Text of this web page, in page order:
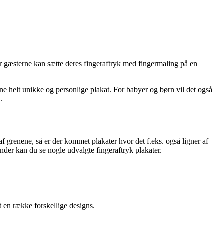
kan sætte deres fingeraftryk med fingermaling på en
helt unikke og personlige plakat. For babyer og børn vil det også
så er der kommet plakater hvor det f.eks. også ligner af
kan du se nogle udvalgte fingeraftryk plakater.
en række forskellige designs.